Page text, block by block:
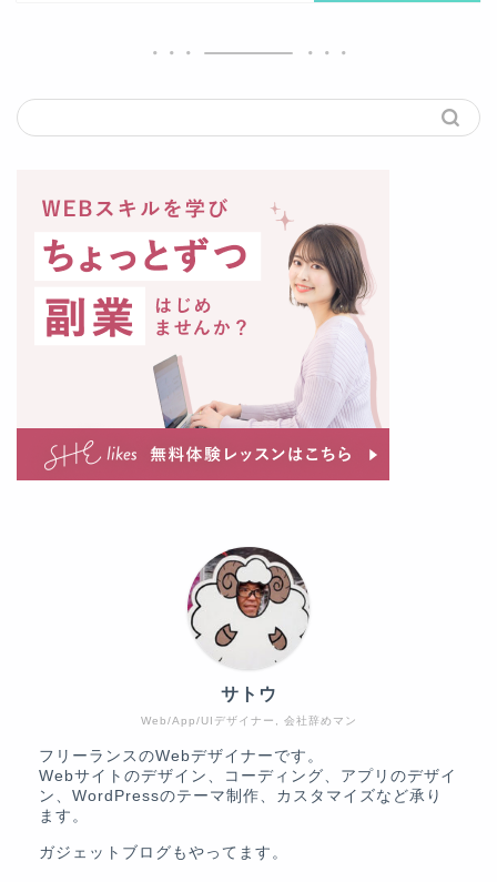
Web/App/UIデザイナー, 会社辞めマン
サトウ
フリーランスのWebデザイナーです。
Webサイトのデザイン、コーディング、アプリのデザイ
ン、WordPressのテーマ制作、カスタマイズなど承り
ます。
ガジェットブログ もやってます。